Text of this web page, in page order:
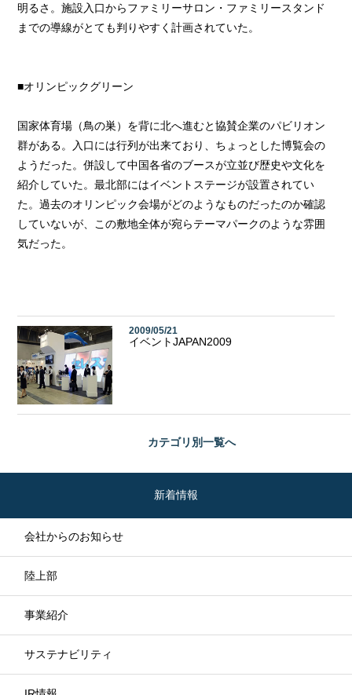
明るさ。施設入口からファミリーサロン・ファミリースタンド
までの導線がとても判りやすく計画されていた。
■オリンピックグリーン
国家体育場（鳥の巣）を背に北へ進むと協賛企業のパビリオン
群がある。入口には行列が出来ており、ちょっとした博覧会の
ようだった。併設して中国各省のブースが立並び歴史や文化を
紹介していた。最北部にはイベントステージが設置されてい
た。過去のオリンピック会場がどのようなものだったのか確認
していないが、この敷地全体が宛らテーマパークのような雰囲
気だった。
2009/05/21
イベントJAPAN2009
カテゴリ別一覧へ
新着情報
会社からのお知らせ
陸上部
事業紹介
サステナビリティ